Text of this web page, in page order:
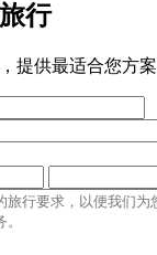
行
提供最适合您方案